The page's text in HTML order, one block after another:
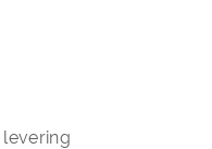
levering